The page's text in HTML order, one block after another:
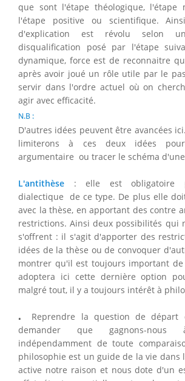
que sont l'étape théologique, l'étape
l'étape positive ou scientifique.
d'explication est révolu selon
disqualification posé par l'étape
dynamique, force est de reconnaitre
après avoir joué un rôle utile par le
servir dans l'ordre actuel où on
agir avec efficacité.
N.B :
D'autres idées peuvent être avancées
limiterons à ces deux idées
argumentaire ou tracer le schéma
L'antithèse : elle est obligatoire
dialectique de ce type. De plus elle
avec la thèse, en apportant des contre
restrictions. Ainsi deux possibilités qui
s'offrent : il s'agit d'apporter des
idées de la thèse ou de convoquer
montrer qu'il est toujours important
adoptera ici cette dernière option
malgré tout, il y a toujours intérêt à
⋅⋅
Reprendre la question de départ
demander que gagnons-nous
indépendamment de toute
philosophie est un guide de la vie dans
active notre raison et nous dote d'un